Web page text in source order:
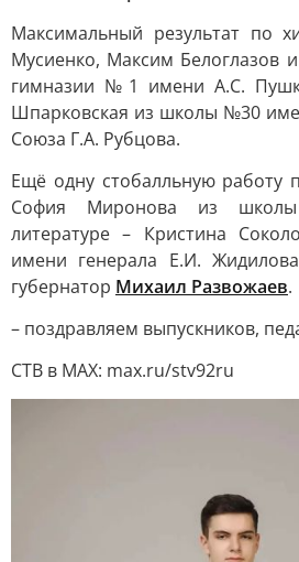
Максимальный результат по
Мусиенко, Максим Белоглазов
гимназии №1 имени А.С.
Шпарковская из школы №30
Союза Г.А. Рубцова.
Ещё одну стобалльную работу
София Миронова из
литературе – Кристина
имени генерала Е.И.
губернатор Михаил Развожаев.
– поздравляем выпускников,
СТВ в MAX: max.ru/stv92ru